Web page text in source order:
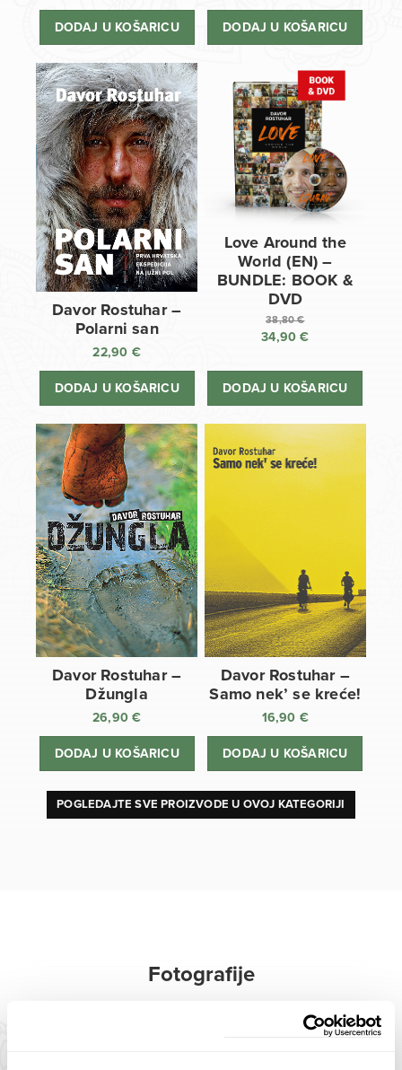
DODAJ U KOŠARICU DODAJ U KOŠARICU
Davor Rostuhar –
Polarni san
22,90 €
DODAJ U KOŠARICU
Love Around the
World (EN) –
BUNDLE: BOOK &
DVD
38,80€
Izvorna
bila
34,90€
cijena
DODAJ U KOŠARICU
Davor Rostuhar –
Džungla
26,90€
DODAJ U KOŠARICU
Davor Rostuhar –
Samo nek’ se kreće!
16,90 €
DODAJ U KOŠARICU
POGLEDAJTE SVE PROIZVODE U OVOJ KATEGORIJI
Fotografije